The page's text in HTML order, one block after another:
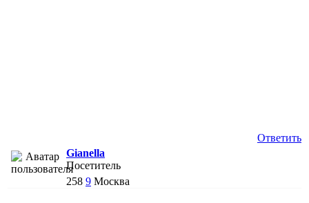
Ответить
Gianella
Посетитель
258 9 Москва